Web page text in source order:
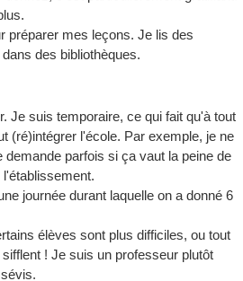
préparer mes leçons. Je lis des
des bibliothèques.
Je suis temporaire, ce qui fait qu'à tout
(ré)intégrer l'école. Par exemple, je ne
parfois si ça vaut la peine de
journée durant laquelle on a donné 6
élèves sont plus difficiles, ou tout
! Je suis un professeur plutôt